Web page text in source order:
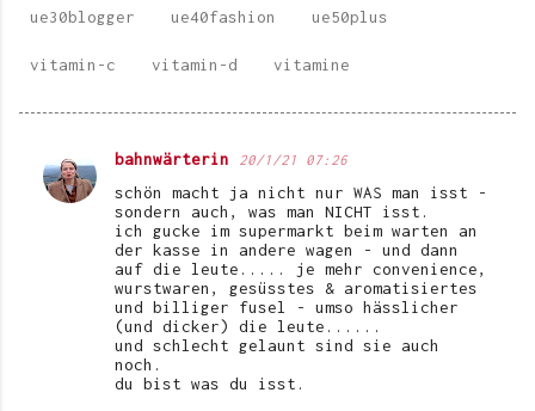
ue30blogger ue40fashion ue50plus
vitamin-c vitamin-d vitamine
K
bahnwärterin 20/1/21 07:26
schön macht ja nicht nur WAS man isst -
sondern auch, was man NICHT isst.
ich gucke im supermarkt beim warten an
der kasse in andere wagen - und dann
auf die leute..... je mehr convenience,
wurstwaren, gesüsstes & aromatisiertes
und billiger fusel - umso hässlicher
(und dicker) die leute......
und schlecht gelaunt sind sie auch
noch.
du bist was du isst.